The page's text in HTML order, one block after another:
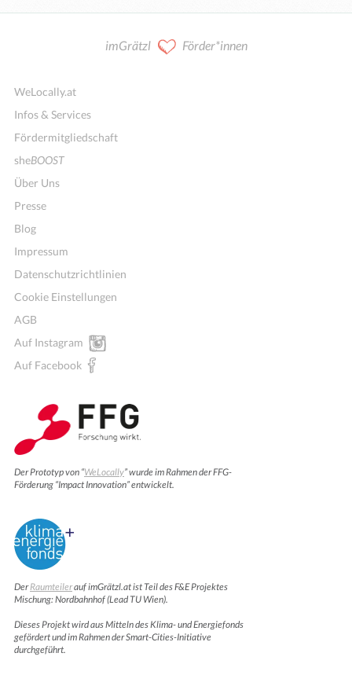
imGrätzl Förder*innen
WeLocally.at
Infos & Services
Fördermitgliedschaft
sheBOOST
Über Uns
Presse
Blog
Impressum
Datenschutzrichtlinien
Cookie Einstellungen
AGB
Auf Instagram
Auf Facebook
Der Prototyp von “WeLocally” wurde im Rahmen der FFG-
Förderung “Impact Innovation” entwickelt.
DerRaumteilerauf imGrätzl.at ist Teil des F&E Projektes
Mischung: Nordbahnhof (Lead TU Wien).
Dieses Projekt wird aus Mitteln des Klima- und Energiefonds
gefördert und im Rahmen der Smart-Cities-Initiative
durchgeführt.